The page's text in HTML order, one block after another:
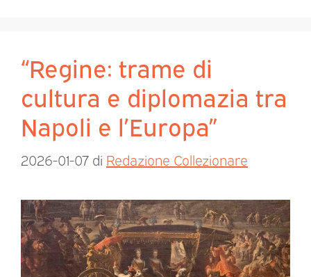
“Regine: trame di
cultura e diplomazia tra
Napoli e l’Europa”
2026-01-07 di Redazione Collezionare